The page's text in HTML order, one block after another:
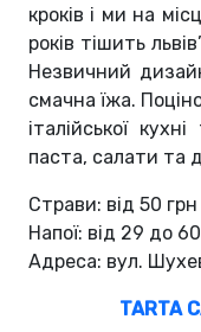
кроків і ми на
років тішить
Незвичний
смачна їжа.
італійської
паста, салати та
Страви: від 50 грн
Напої: від 29 до
Адреса: вул.
TARTA